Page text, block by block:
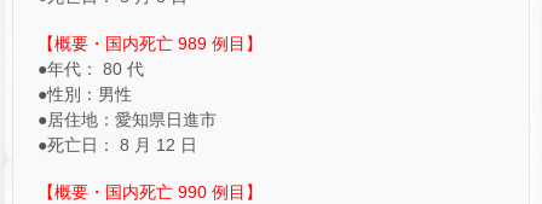
【概要・国内死亡 989 例目】
●年代： 80 代
●性別：男性
●居住地：愛知県日進市
●死亡日： 8 月 12 日
【概要・国内死亡 990 例目】